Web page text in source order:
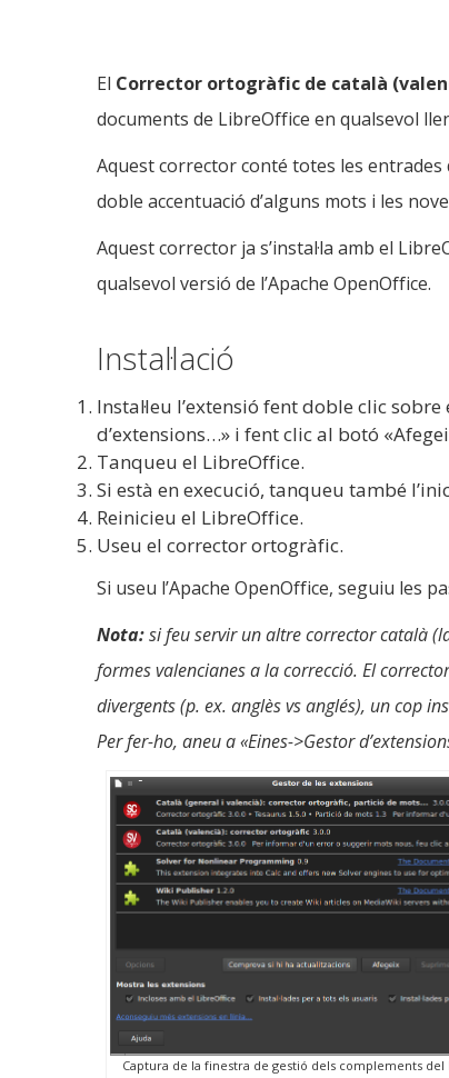
El Corrector ortogràfic de català
documents de LibreOffice en qualsevol
Aquest corrector conté totes les entrades
doble accentuació d’alguns mots i les
Aquest corrector ja s’instal·la amb el
qualsevol versió de l’Apache OpenOffice.
Instal·lació
Instal·leu l’extensió fent doble clic
d’extensions…» i fent clic al botó
Tanqueu el LibreOffice.
Si està en execució, tanqueu també
Reinicieu el LibreOffice.
Useu el corrector ortogràfic.
Si useu l’Apache OpenOffice, seguiu les
Nota:si feu servir un altre corrector català
formes valencianes a la correcció. El
divergents (p. ex. anglès vs anglés), un cop
Per fer-ho, aneu a «Eines->Gestor
Captura de la finestra de gestió dels complements